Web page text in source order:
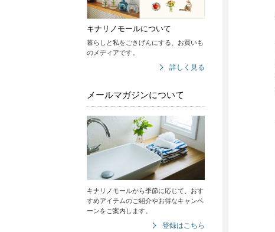
キナリノモールについて
暮らしと私をごきげんにする、お買いも
のメディアです。
詳しく見る
メールマガジンについて
キナリノモールから季節に応じて、おす
すめアイテムのご紹介やお得なキャンペ
ーンをご案内します。
登録はこちら